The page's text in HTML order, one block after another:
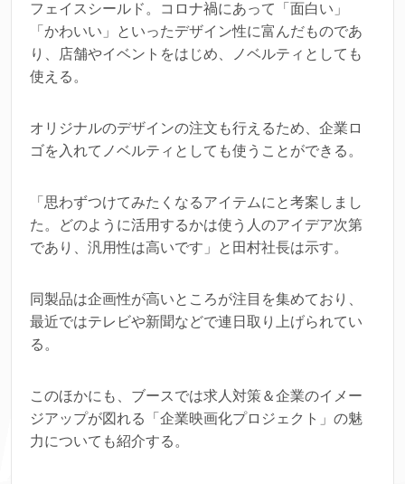
フェイスシールド。コロナ禍にあって「面白い」
「かわいい」といったデザイン性に富んだものであ
り、店舗やイベントをはじめ、ノベルティとしても
使える。
オリジナルのデザインの注文も行えるため、企業ロ
ゴを入れてノベルティとしても使うことができる。
「思わずつけてみたくなるアイテムにと考案しまし
た。どのように活用するかは使う人のアイデア次第
であり、汎用性は高いです」と田村社長は示す。
同製品は企画性が高いところが注目を集めており、
最近ではテレビや新聞などで連日取り上げられてい
る。
このほかにも、ブースでは求人対策＆企業のイメー
ジアップが図れる「企業映画化プロジェクト」の魅
力についても紹介する。